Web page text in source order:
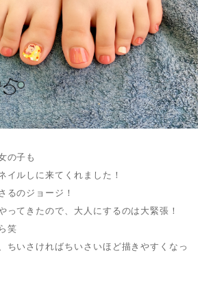
の子も
イルしに来てくれました！
るのジョージ！
ってきたので、大人にするのは大緊張！
笑
ちいさければちいさいほど描きやすくなっ